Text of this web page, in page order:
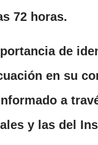
72 horas.
de
en su
a
y las del